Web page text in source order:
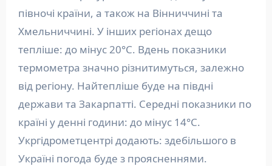
півночі країни, а також на Вінниччині та
Хмельниччині. У інших регіонах дещо
тепліше: до мінус 20°С. Вдень показники
термометра значно різнитимуться, залежно
від регіону. Найтепліше буде на півдні
держави та Закарпатті. Середні показники по
країні у денні години: до мінус 14°С.
Укргідрометцентрі додають: здебільшого в
Україні погода буде з проясненнями.